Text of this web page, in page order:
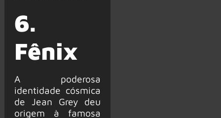
6.
Fênix
A poderosa
identidade cósmica
de Jean Grey deu
origem à famosa